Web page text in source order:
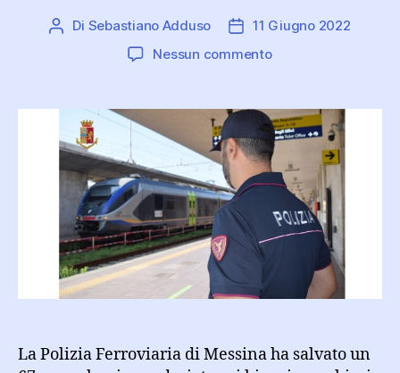
Autore
Di Sebastiano Adduso
Data11 Giugno 2022
Nessun commentosu
sui
binari:
salvato
dalla
Polizia
di
Stato
stazione
La Polizia Ferroviaria di Messina ha salvato un